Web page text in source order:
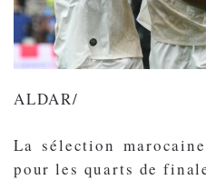
ALDAR/
La sélection
pour les quarts de